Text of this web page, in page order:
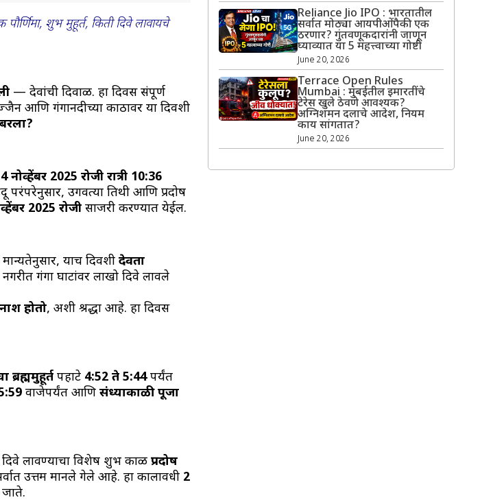
शुभ मुहूर्त, किती दिवे लावायचे
— देवांची दिवाळी. हा दिवस संपूर्ण
आणि गंगानदीच्या काठावर या दिवशी
4 नोव्हेंबर 2025 रोजी रात्री 10:36
परंपरेनुसार, उगवत्या तिथी आणि प्रदोष
2025 रोजी साजरी करण्यात येईल.
याच दिवशी देवता
गंगा घाटांवर लाखो दिवे लावले
होतो, अशी श्रद्धा आहे. हा दिवस
ब्रह्ममुहूर्त पहाटे 4:52 ते 5:44पर्यंत
वाजेपर्यंत आणि संध्याकाळी पूजा
दिवे लावण्याचा विशेष शुभ काळ प्रदोष
उत्तम मानले गेले आहे. हा कालावधी 2
Reliance Jio IPO : भारतातील
सर्वात मोठ्या आयपीओंपैकी एक
ठरणार? गुंतवणूकदारांनी जाणून
घ्याव्यात या 5 महत्त्वाच्या गोष्टी
June 20, 2026
Terrace Open Rules
Mumbai : मुंबईतील इमारतींचे
टेरेस खुले ठेवणे आवश्यक?
अग्निशमन दलाचे आदेश, नियम
काय सांगतात?
June 20, 2026